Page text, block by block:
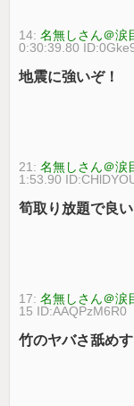
14:名無しさん＠涙
0:30:39.80
地震に強いぞ！
21:名無しさん＠涙
1:53.90
筍取り放題で良
17:名無しさん＠涙
15 ID:AAQPzM6R0
竹のヤバさ舐め